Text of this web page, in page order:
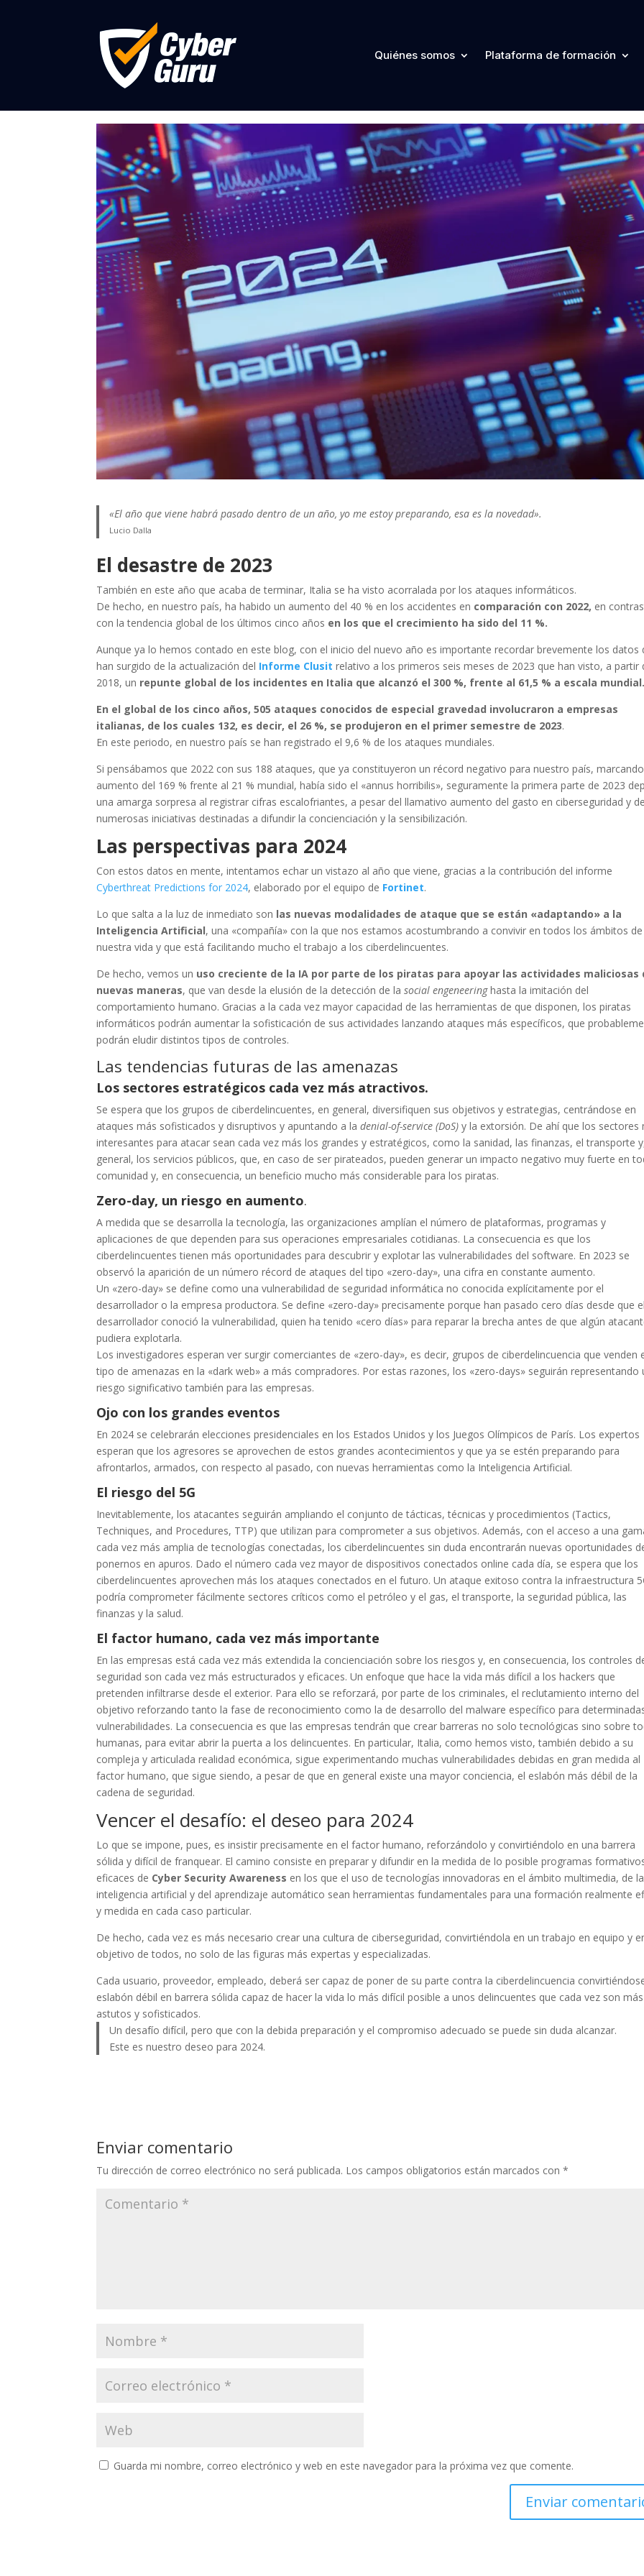
Quiénes somos Plataforma de formación
Ciberdelincuencia en 2024, las nuevas amenazas y los
desafíos que nos esperan
«El año que viene habrá pasado dentro de un año, yo me estoy preparando, esa es la novedad».
Lucio Dalla
El desastre de 2023
También en este año que acaba de terminar, Italia se ha visto acorralada por los ataques informáticos.
De hecho, en nuestro país, ha habido un aumento del 40 % en los accidentes en comparación con 2022, en
con la tendencia global de los últimos cinco años en los que el crecimiento ha sido del 11 %.
Aunque ya lo hemos contado en este blog, con el inicio del nuevo año es importante recordar brevemente los datos
han surgido de la actualización del Informe Clusit relativo a los primeros seis meses de 2023 que han visto, a partir
2018, un repunte global de los incidentes en Italia que alcanzó el 300 %, frente al 61,5 % a escala mundial.
En el global de los cinco años, 505 ataques conocidos de especial gravedad involucraron a empresas
italianas, de los cuales 132, es decir, el 26 %, se produjeron en el primer semestre de 2023.
En este periodo, en nuestro país se han registrado el 9,6 % de los ataques mundiales.
Si pensábamos que 2022 con sus 188 ataques, que ya constituyeron un récord negativo para nuestro país,
aumento del 169 % frente al 21 % mundial, había sido el «annus horribilis», seguramente la primera parte de 2023
una amarga sorpresa al registrar cifras escalofriantes, a pesar del llamativo aumento del gasto en ciberseguridad y
numerosas iniciativas destinadas a difundir la concienciación y la sensibilización.
Las perspectivas para 2024
Con estos datos en mente, intentamos echar un vistazo al año que viene, gracias a la contribución del informe
Cyberthreat Predictions for 2024, elaborado por el equipo de Fortinet.
Lo que salta a la luz de inmediato son las nuevas modalidades de ataque que se están «adaptando» a la
Inteligencia Artificial, una «compañía» con la que nos estamos acostumbrando a convivir en todos los ámbitos de
nuestra vida y que está facilitando mucho el trabajo a los ciberdelincuentes.
De hecho, vemos un uso creciente de la IA por parte de los piratas para apoyar las actividades maliciosas
nuevas maneras, que van desde la elusión de la detección de lasocial engeneeringhasta la imitación del
comportamiento humano. Gracias a la cada vez mayor capacidad de las herramientas de que disponen, los piratas
informáticos podrán aumentar la sofisticación de sus actividades lanzando ataques más específicos, que
podrán eludir distintos tipos de controles.
Las tendencias futuras de las amenazas
Los sectores estratégicos cada vez más atractivos.
Se espera que los grupos de ciberdelincuentes, en general, diversifiquen sus objetivos y estrategias, centrándose en
ataques más sofisticados y disruptivos y apuntando a ladenial-of-service (DoS) y la extorsión. De ahí que los sectores
interesantes para atacar sean cada vez más los grandes y estratégicos, como la sanidad, las finanzas, el transporte
general, los servicios públicos, que, en caso de ser pirateados, pueden generar un impacto negativo muy fuerte en
comunidad y, en consecuencia, un beneficio mucho más considerable para los piratas.
Zero-day, un riesgo en aumento.
A medida que se desarrolla la tecnología, las organizaciones amplían el número de plataformas, programas y
aplicaciones de que dependen para sus operaciones empresariales cotidianas. La consecuencia es que los
ciberdelincuentes tienen más oportunidades para descubrir y explotar las vulnerabilidades del software. En 2023 se
observó la aparición de un número récord de ataques del tipo «zero-day», una cifra en constante aumento.
Un «zero-day» se define como una vulnerabilidad de seguridad informática no conocida explícitamente por el
desarrollador o la empresa productora. Se define «zero-day» precisamente porque han pasado cero días desde que el
desarrollador conoció la vulnerabilidad, quien ha tenido «cero días» para reparar la brecha antes de que algún
pudiera explotarla.
Los investigadores esperan ver surgir comerciantes de «zero-day», es decir, grupos de ciberdelincuencia que venden
tipo de amenazas en la «dark web» a más compradores. Por estas razones, los «zero-days» seguirán representando
riesgo significativo también para las empresas.
Ojo con los grandes eventos
En 2024 se celebrarán elecciones presidenciales en los Estados Unidos y los Juegos Olímpicos de París. Los expertos
esperan que los agresores se aprovechen de estos grandes acontecimientos y que ya se estén preparando para
afrontarlos, armados, con respecto al pasado, con nuevas herramientas como la Inteligencia Artificial.
El riesgo del 5G
Inevitablemente, los atacantes seguirán ampliando el conjunto de tácticas, técnicas y procedimientos (Tactics,
Techniques, and Procedures, TTP) que utilizan para comprometer a sus objetivos. Además, con el acceso a una
cada vez más amplia de tecnologías conectadas, los ciberdelincuentes sin duda encontrarán nuevas oportunidades
ponernos en apuros. Dado el número cada vez mayor de dispositivos conectados online cada día, se espera que los
ciberdelincuentes aprovechen más los ataques conectados en el futuro. Un ataque exitoso contra la infraestructura
podría comprometer fácilmente sectores críticos como el petróleo y el gas, el transporte, la seguridad pública, las
finanzas y la salud.
El factor humano, cada vez más importante
En las empresas está cada vez más extendida la concienciación sobre los riesgos y, en consecuencia, los controles
seguridad son cada vez más estructurados y eficaces. Un enfoque que hace la vida más difícil a los hackers que
pretenden infiltrarse desde el exterior. Para ello se reforzará, por parte de los criminales, el reclutamiento interno del
objetivo reforzando tanto la fase de reconocimiento como la de desarrollo del malware específico para
vulnerabilidades. La consecuencia es que las empresas tendrán que crear barreras no solo tecnológicas sino sobre
humanas, para evitar abrir la puerta a los delincuentes. En particular, Italia, como hemos visto, también debido a su
compleja y articulada realidad económica, sigue experimentando muchas vulnerabilidades debidas en gran medida al
factor humano, que sigue siendo, a pesar de que en general existe una mayor conciencia, el eslabón más débil de la
cadena de seguridad.
Vencer el desafío: el deseo para 2024
Lo que se impone, pues, es insistir precisamente en el factor humano, reforzándolo y convirtiéndolo en una barrera
sólida y difícil de franquear. El camino consiste en preparar y difundir en la medida de lo posible programas
eficaces de Cyber Security Awareness en los que el uso de tecnologías innovadoras en el ámbito multimedia, de la
inteligencia artificial y del aprendizaje automático sean herramientas fundamentales para una formación realmente
y medida en cada caso particular.
De hecho, cada vez es más necesario crear una cultura de ciberseguridad, convirtiéndola en un trabajo en equipo y
objetivo de todos, no solo de las figuras más expertas y especializadas.
Cada usuario, proveedor, empleado, deberá ser capaz de poner de su parte contra la ciberdelincuencia
eslabón débil en barrera sólida capaz de hacer la vida lo más difícil posible a unos delincuentes que cada vez son más
astutos y sofisticados.
Un desafío difícil, pero que con la debida preparación y el compromiso adecuado se puede sin duda alcanzar.
Este es nuestro deseo para 2024.
Enviar comentario
Tu dirección de correo electrónico no será publicada. Los campos obligatorios están marcados con*
Guarda mi nombre, correo electrónico y web en este navegador para la próxima vez que comente.